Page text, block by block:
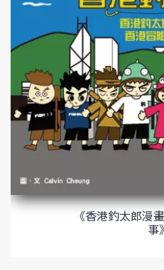
《香港釣太郎
事》